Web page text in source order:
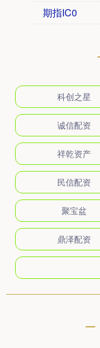
期指IC0
科创之星
诚信配资
祥乾资产
民信配资
聚宝盆
鼎泽配资